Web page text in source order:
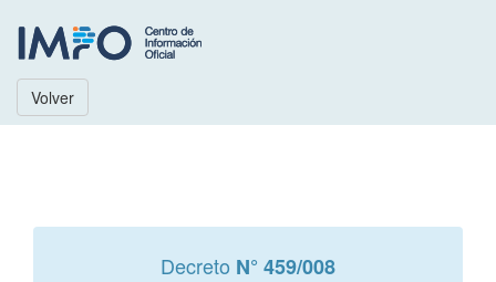
Volver
Decreto N° 459/008